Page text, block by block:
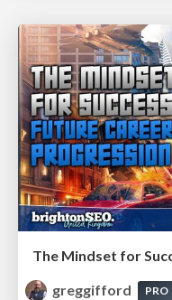
greggifford
PRO